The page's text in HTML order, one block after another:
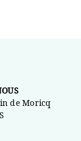
de Moricq